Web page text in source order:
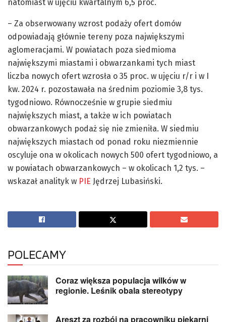
natomiast w ujęciu kwartalnym 6,5 proc.
– Za obserwowany wzrost podaży ofert domów
odpowiadają głównie tereny poza największymi
aglomeracjami. W powiatach poza siedmioma
największymi miastami i obwarzankami tych miast
liczba nowych ofert wzrosła o 35 proc. w ujęciu r/r i w I
kw. 2024 r. pozostawała na średnim poziomie 3,8 tys.
tygodniowo. Równocześnie w grupie siedmiu
największych miast, a także w ich powiatach
obwarzankowych podaż się nie zmieniła. W siedmiu
największych miastach od ponad roku niezmiennie
oscyluje ona w okolicach nowych 500 ofert tygodniowo, a
w powiatach obwarzankowych – w okolicach 1,2 tys. –
wskazał analityk w PIE Jędrzej Lubasiński.
POLECAMY
Coraz większa populacja wilków w
regionie. Leśnik obala stereotypy
Areszt za rozbój na pracowniku piekarni